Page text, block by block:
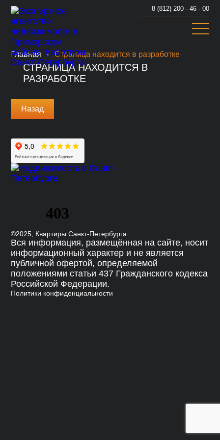
8 (812) 200 - 46 - 00
Главная Страница находится в разработке
СТРАНИЦА НАХОДИТСЯ В
РАЗРАБОТКЕ
Назад
©2025, Квартиры Санкт-Петербурга
Вся информация, размещённая на сайте, носит
информационный характер и не является
публичной офертой, определяемой
положениями статьи 437 Гражданского кодекса
Российской Федерации.
Политики конфиденциальности